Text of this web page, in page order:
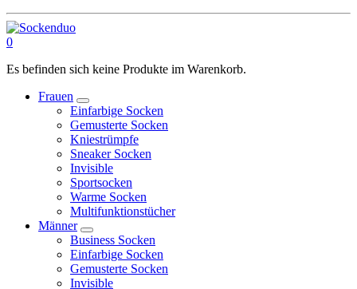
0
Es befinden sich keine Produkte im Warenkorb.
Frauen
Einfarbige Socken
Gemusterte Socken
Kniestrümpfe
Sneaker Socken
Invisible
Sportsocken
Warme Socken
Multifunktionstücher
Männer
Business Socken
Einfarbige Socken
Gemusterte Socken
Invisible